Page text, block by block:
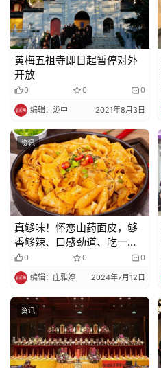
黄梅五祖寺即日起暂停对外
开放
0 0 0
编辑：泷中 2021年8月3日
资讯
真够味！怀恋山药面皮，够
香够辣、口感劲道、吃一碗
真过瘾!
0 0 0
编辑：庄雅婷 2024年7月12日
资讯